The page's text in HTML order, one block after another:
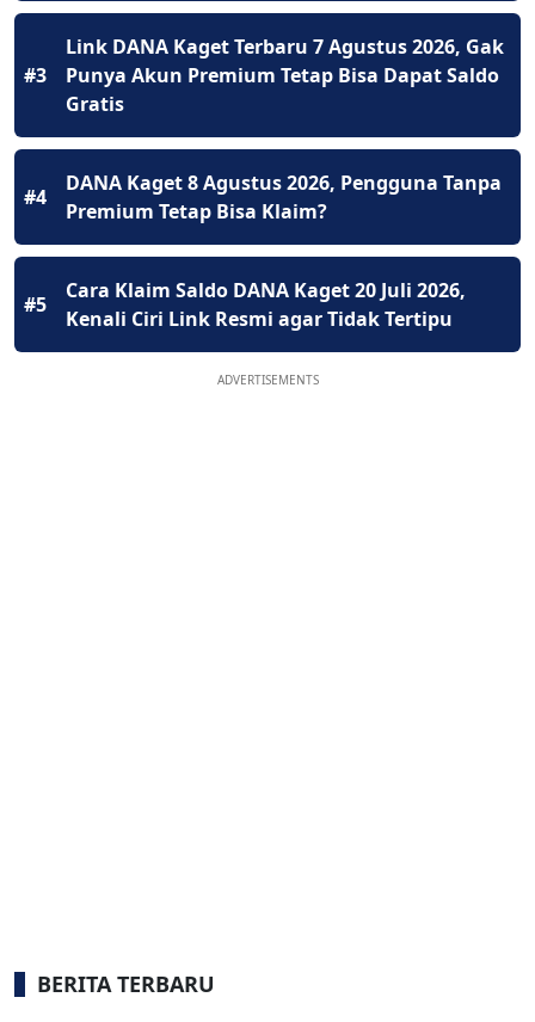
#3
Link DANA Kaget Terbaru 7 Agustus 2026, Gak
Punya Akun Premium Tetap Bisa Dapat Saldo
Gratis
#4
DANA Kaget 8 Agustus 2026, Pengguna Tanpa
Premium Tetap Bisa Klaim?
#5
Cara Klaim Saldo DANA Kaget 20 Juli 2026,
Kenali Ciri Link Resmi agar Tidak Tertipu
ADVERTISEMENTS
BERITA TERBARU